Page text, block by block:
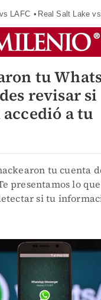
LAFC Real Salt Lake
tu
revisar si
a tu
tu cuenta
presentamos lo
si tu